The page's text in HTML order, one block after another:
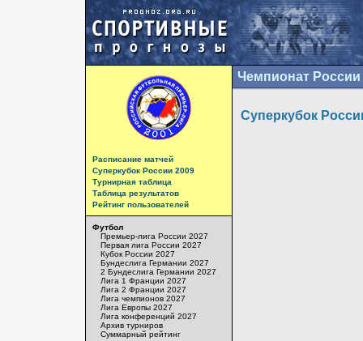
Расписание матчей
Суперкубок России 2009
Турнирная таблица
Таблица результатов
Рейтинг пользователей
Футбол
Премьер-лига России 2027
Первая лига России 2027
Кубок России 2027
Бундеслига Германии 2027
2 Бундеслига Германии 2027
Лига 1 Франции 2027
Лига 2 Франции 2027
Лига чемпионов 2027
Лига Европы 2027
Лига конференций 2027
Архив турниров
Суммарный рейтинг
Чемпионат России
Суперкубок